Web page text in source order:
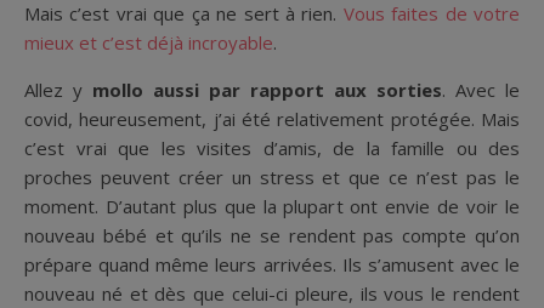
Mais c’est vrai que ça ne sert à rien. Vous faites de votre
mieux et c’est déjà incroyable.
Allez y mollo aussi par rapport aux sorties. Avec le
covid, heureusement, j’ai été relativement protégée. Mais
c’est vrai que les visites d’amis, de la famille ou des
proches peuvent créer un stress et que ce n’est pas le
moment. D’autant plus que la plupart ont envie de voir le
nouveau bébé et qu’ils ne se rendent pas compte qu’on
prépare quand même leurs arrivées. Ils s’amusent avec le
nouveau né et dès que celui-ci pleure, ils vous le rendent